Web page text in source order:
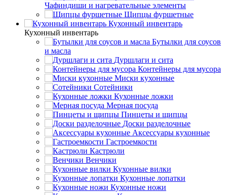
Чафиндиши и нагревательные элементы
Щипцы фуршетные
Кухонный инвентарь
Кухонный инвентарь
Бутылки для соусов
и масла
Дуршлаги и сита
Контейнеры для мусора
Миски кухонные
Сотейники
Кухонные ложки
Мерная посуда
Пинцеты и щипцы
Доски разделочные
Аксессуары кухонные
Гастроемкости
Кастрюли
Венчики
Кухонные вилки
Кухонные лопатки
Кухонные ножи